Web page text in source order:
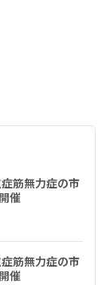
筋無力症の市
催
筋無力症の市
催